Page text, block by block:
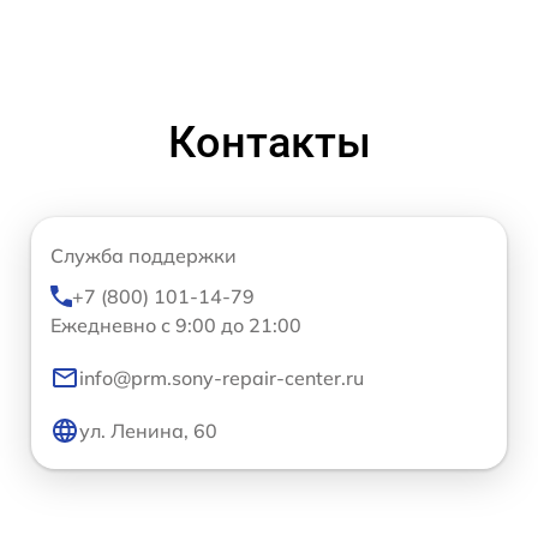
Контакты
Служба поддержки
+7 (800) 101-14-79
Ежедневно с 9:00 до 21:00
info@prm.sony-repair-center.ru
ул. Ленина, 60